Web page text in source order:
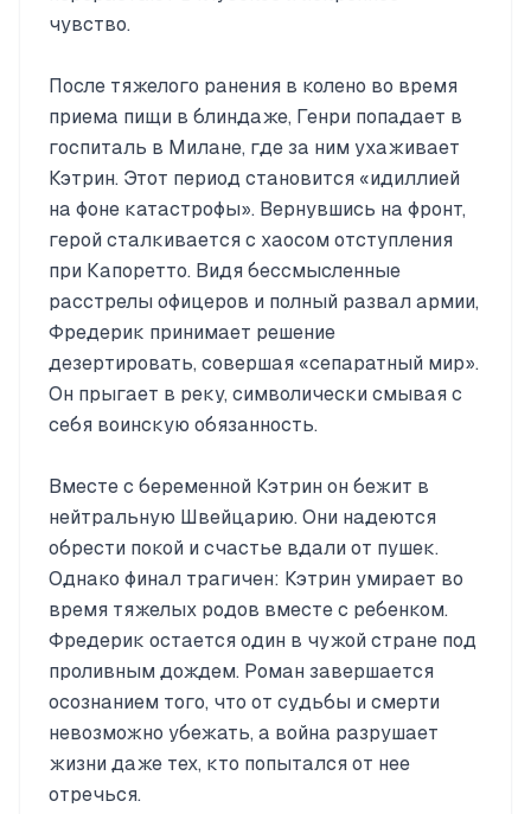
чувство.
После тяжелого ранения в колено во время
приема пищи в блиндаже, Генри попадает в
госпиталь в Милане, где за ним ухаживает
Кэтрин. Этот период становится «идиллией
на фоне катастрофы». Вернувшись на фронт,
герой сталкивается с хаосом отступления
при Капоретто. Видя бессмысленные
расстрелы офицеров и полный развал армии,
Фредерик принимает решение
дезертировать, совершая «сепаратный мир».
Он прыгает в реку, символически смывая с
себя воинскую обязанность.
Вместе с беременной Кэтрин он бежит в
нейтральную Швейцарию. Они надеются
обрести покой и счастье вдали от пушек.
Однако финал трагичен: Кэтрин умирает во
время тяжелых родов вместе с ребенком.
Фредерик остается один в чужой стране под
проливным дождем. Роман завершается
осознанием того, что от судьбы и смерти
невозможно убежать, а война разрушает
жизни даже тех, кто попытался от нее
отречься.